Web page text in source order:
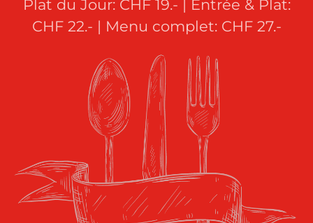
Plat du Jour: CHF 19.- | Entrée & Plat:
CHF 22.- | Menu complet: CHF 27.-